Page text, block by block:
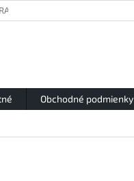
OSOBNÝCH ÚDAJOV
Obchodné podmienky